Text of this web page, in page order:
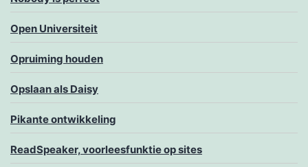
Open Universiteit
Opruiming houden
Opslaan als Daisy
Pikante ontwikkeling
ReadSpeaker, voorleesfunktie op sites